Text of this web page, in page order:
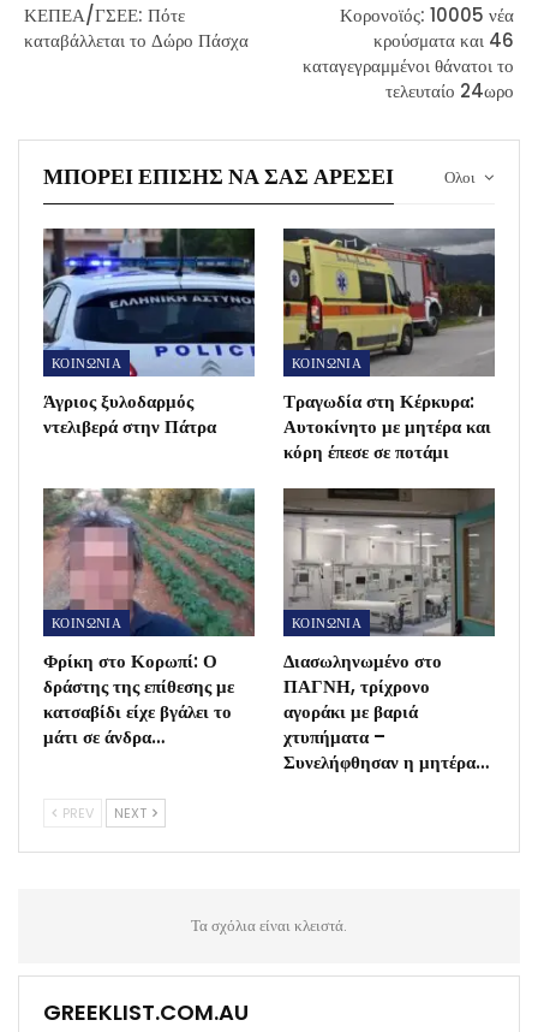
ΚΕΠΕΑ/ΓΣΕΕ: Πότε
καταβάλλεται το Δώρο Πάσχα
Κορονοϊός: 10005 νέα
κρούσματα και 46
καταγεγραμμένοι θάνατοι το
τελευταίο 24ωρο
Ολοι
ΜΠΟΡΕΊ ΕΠΊΣΗΣ ΝΑ ΣΑΣ ΑΡΈΣΕΙ
ΚΟΙΝΩΝΙΑ
Άγριος ξυλοδαρμός
ντελιβερά στην Πάτρα
ΚΟΙΝΩΝΙΑ
Τραγωδία στη Κέρκυρα:
Αυτοκίνητο με μητέρα και
κόρη έπεσε σε ποτάμι
ΚΟΙΝΩΝΙΑ
Φρίκη στο Κορωπί: Ο
δράστης της επίθεσης με
κατσαβίδι είχε βγάλει το
μάτι σε άνδρα…
ΚΟΙΝΩΝΙΑ
Διασωληνωμένο στο
ΠΑΓΝΗ, τρίχρονο
αγοράκι με βαριά
χτυπήματα –
Συνελήφθησαν η μητέρα…
PREV NEXT
Τα σχόλια είναι κλειστά.
GREEKLIST.COM.AU